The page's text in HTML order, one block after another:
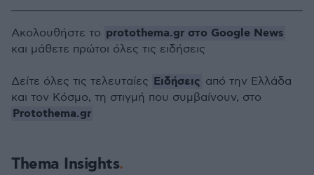
Thema Insights
Ακολουθήστε το protothema.gr στο Google News
και μάθετε πρώτοι όλες τις ειδήσεις
Δείτε όλες τις τελευταίες Ειδήσεις από την Ελλάδα
και τον Κόσμο, τη στιγμή που συμβαίνουν, στο
Protothema.gr